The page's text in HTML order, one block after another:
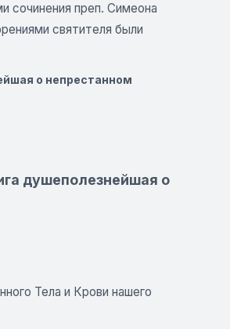
сочинения преп. Симеона
святителя были
о непрестанном
душеполезнейшая о
Тела и Крови нашего